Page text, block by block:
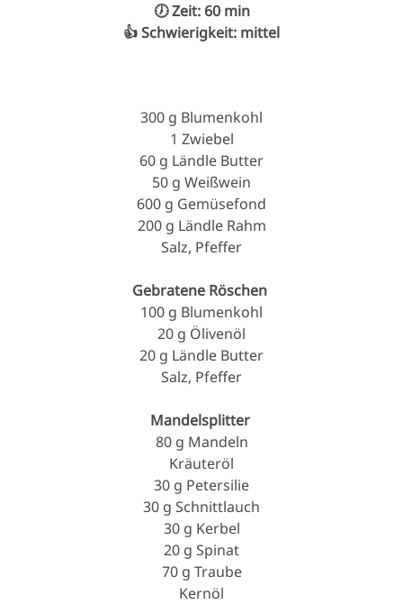
🕖 Zeit: 60 min
👍 Schwierigkeit: mittel
300 g Blumenkohl
1 Zwiebel
60 g Ländle Butter
50 g Weißwein
600 g Gemüsefond
200 g Ländle Rahm
Salz, Pfeffer
Gebratene Röschen
100 g Blumenkohl
20 g Ölivenöl
20 g Ländle Butter
Salz, Pfeffer
Mandelsplitter
80 g Mandeln
Kräuteröl
30 g Petersilie
30 g Schnittlauch
30 g Kerbel
20 g Spinat
70 g Traube
Kernöl